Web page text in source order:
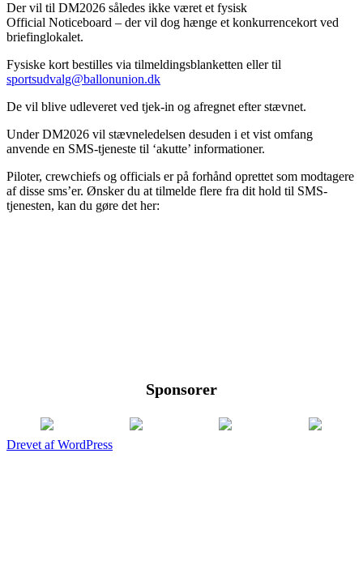
Der vil til DM2026 således ikke været et fysisk
Official Noticeboard – der vil dog hænge et konkurrencekort ved
briefinglokalet.
Fysiske kort bestilles via tilmeldingsblanketten eller til
sportsudvalg@ballonunion.dk
De vil blive udleveret ved tjek-in og afregnet efter stævnet.
Under DM2026 vil stævneledelsen desuden i et vist omfang
anvende en SMS-tjeneste til ‘akutte’ informationer.
Piloter, crewchiefs og officials er på forhånd oprettet som modtagere
af disse sms’er. Ønsker du at tilmelde flere fra dit hold til SMS-
tjenesten, kan du gøre det her:
Sponsorer
Drevet af WordPress